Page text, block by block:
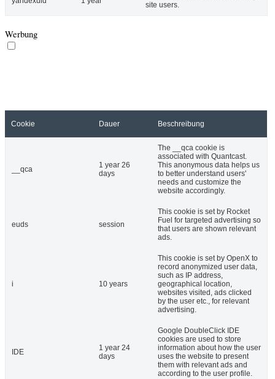
site users.
Werbung
Cookie Dauer Beschreibung
__qca
1 year 26
days
The __qca cookie is
associated with Quantcast.
This anonymous data helps us
to better understand users'
needs and customize the
website accordingly.
euds session
This cookie is set by Rocket
Fuel for targeted advertising so
that users are shown relevant
ads.
i 10 years
This cookie is set by OpenX to
record anonymized user data,
such as IP address,
geographical location,
websites visited, ads clicked
by the user etc., for relevant
advertising.
IDE
1 year 24
days
Google DoubleClick IDE
cookies are used to store
information about how the user
uses the website to present
them with relevant ads and
according to the user profile.